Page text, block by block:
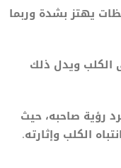
يهتز بشدة وربما
الكلب ويدل ذلك
رؤية صاحبه، حيث
الكلب وإثارته.